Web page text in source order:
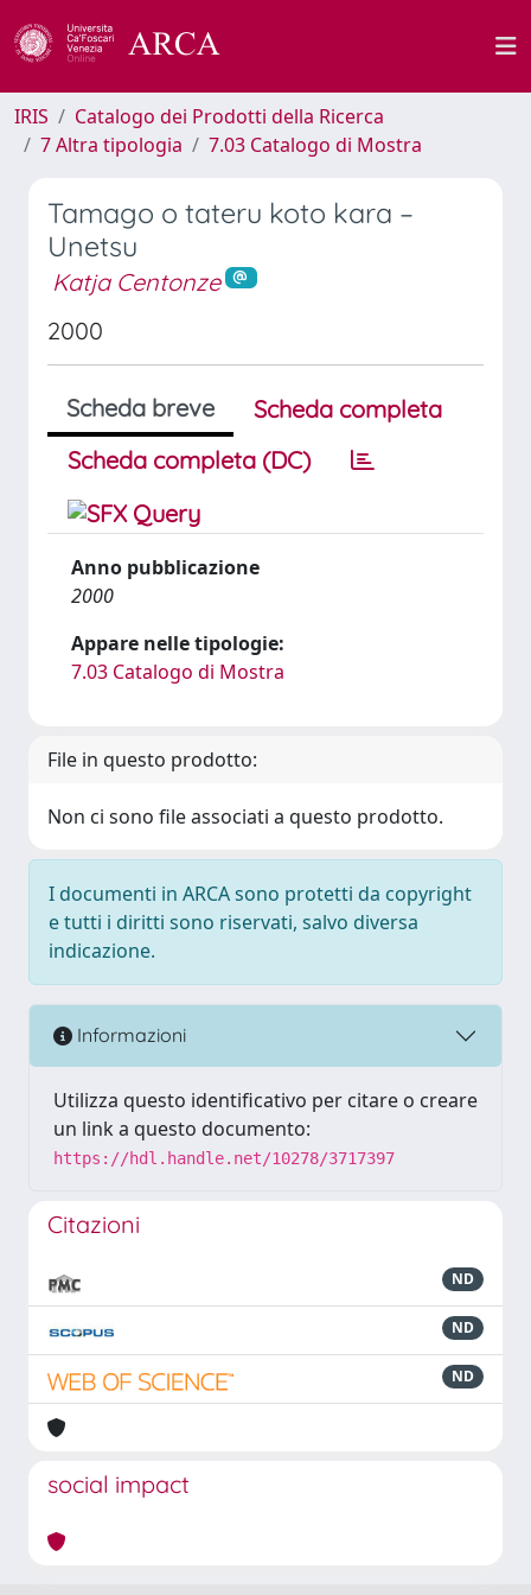
IRIS
Catalogo dei Prodotti della Ricerca
7 Altra tipologia
7.03 Catalogo di Mostra
Tamago o tateru koto kara –
Unetsu
Katja Centonze
2000
Scheda breve
Scheda completa
Scheda completa (DC)
Anno pubblicazione
2000
Appare nelle tipologie:
7.03 Catalogo di Mostra
File in questo prodotto:
Non ci sono file associati a questo prodotto.
I documenti in ARCA sono protetti da copyright
e tutti i diritti sono riservati, salvo diversa
indicazione.
Informazioni
Utilizza questo identificativo per citare o creare
un link a questo documento:
https://hdl.handle.net/10278/3717397
Citazioni
ND
ND
ND
social impact